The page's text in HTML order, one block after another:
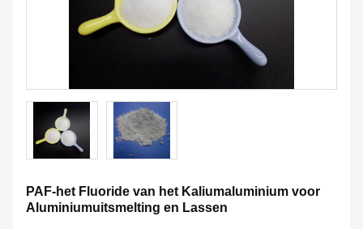
PAF-het Fluoride van het Kaliumaluminium voor
Aluminiumuitsmelting en Lassen